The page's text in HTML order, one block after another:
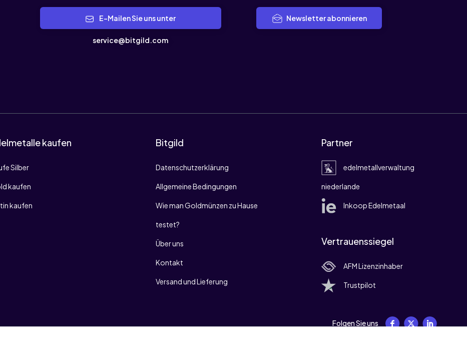
service@bitgild.com
Newsletter abonnieren
kaufen
Silber
kaufen
kaufen
Bitgild
Datenschutzerklärung
Allgemeine Bedingungen
Wie man Goldmünzen zu Hause
testet?
Über uns
Kontakt
Versand und Lieferung
Partner
edelmetallverwaltung
niederlande
Inkoop Edelmetaal
Vertrauenssiegel
AFM Lizenzinhaber
Trustpilot
Folgen Sie uns